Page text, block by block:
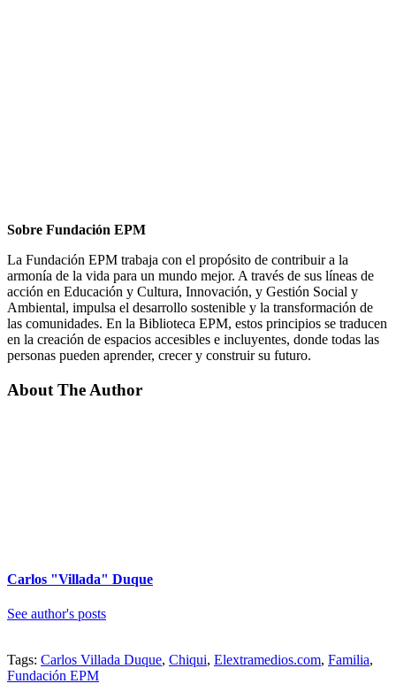
Sobre Fundación EPM
La Fundación EPM trabaja con el propósito de contribuir a la
armonía de la vida para un mundo mejor. A través de sus líneas de
acción en Educación y Cultura, Innovación, y Gestión Social y
Ambiental, impulsa el desarrollo sostenible y la transformación de
las comunidades. En la Biblioteca EPM, estos principios se traducen
en la creación de espacios accesibles e incluyentes, donde todas las
personas pueden aprender, crecer y construir su futuro.
About The Author
Carlos "Villada" Duque
See author's posts
Tags: Carlos Villada Duque, Chiqui, Elextramedios.com, Familia,
Fundación EPM